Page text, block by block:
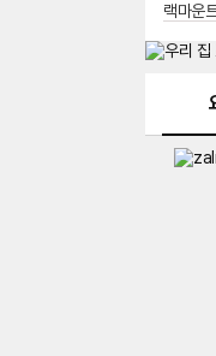
랙마운